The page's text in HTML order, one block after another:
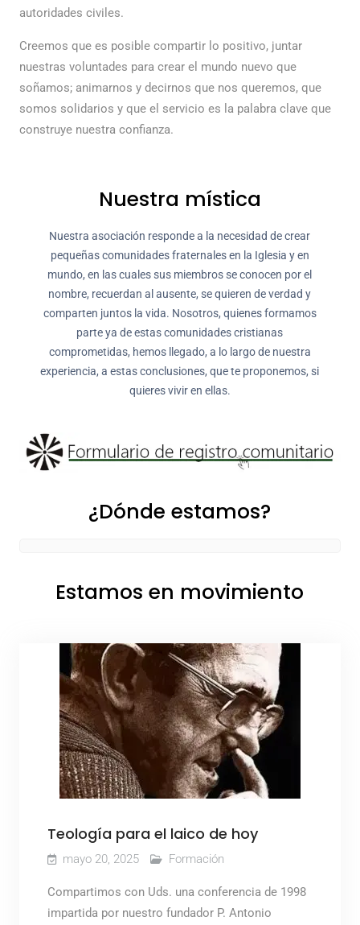
autoridades civiles.
Creemos que es posible compartir lo positivo, juntar
nuestras voluntades para crear el mundo nuevo que
soñamos; animarnos y decirnos que nos queremos, que
somos solidarios y que el servicio es la palabra clave que
construye nuestra confianza.
Nuestra mística
Nuestra asociación responde a la necesidad de crear
pequeñas comunidades fraternales en la Iglesia y en
mundo, en las cuales sus miembros se conocen por el
nombre, recuerdan al ausente, se quieren de verdad y
comparten juntos la vida. Nosotros, quienes formamos
parte ya de estas comunidades cristianas
comprometidas, hemos llegado, a lo largo de nuestra
experiencia, a estas conclusiones, que te proponemos, si
quieres vivir en ellas.
¿Dónde estamos?
Estamos en movimiento
Teología para el laico de hoy
mayo 20, 2025 Formación
Compartimos con Uds. una conferencia de 1998
impartida por nuestro fundador P. Antonio